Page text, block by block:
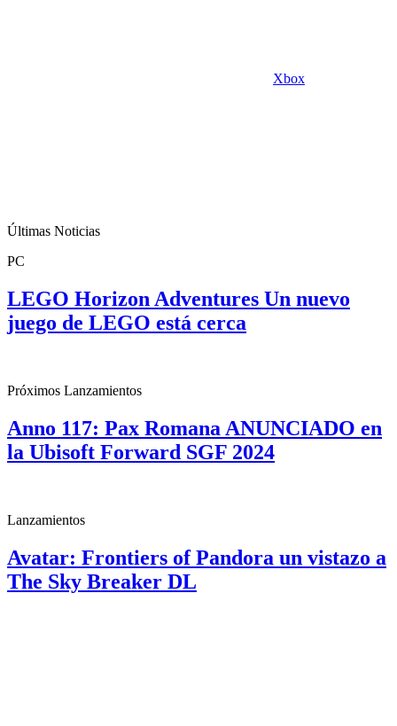
Xbox
Últimas Noticias
PC
LEGO Horizon Adventures Un nuevo
juego de LEGO está cerca
Próximos Lanzamientos
Anno 117: Pax Romana ANUNCIADO en
la Ubisoft Forward SGF 2024
Lanzamientos
Avatar: Frontiers of Pandora un vistazo a
The Sky Breaker DL